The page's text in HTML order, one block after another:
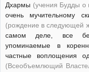
Дхармы (учения Будды о
очень мучительному
(рождение в следующей
самом деле, все
упоминаемые в
частные воплощения
(Всеобъемлющий